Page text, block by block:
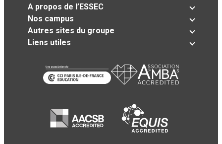
A propos de l’ESSEC
Nos campus
Autres sites du groupe
Liens utiles